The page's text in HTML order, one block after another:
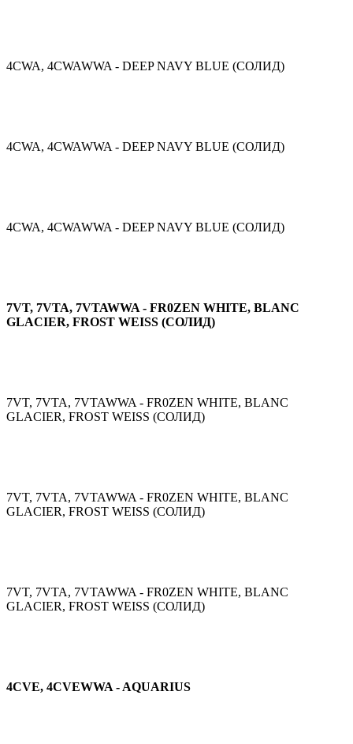
4CWA, 4CWAWWA - DEEP NAVY BLUE (СОЛИД)
4CWA, 4CWAWWA - DEEP NAVY BLUE (СОЛИД)
4CWA, 4CWAWWA - DEEP NAVY BLUE (СОЛИД)
7VT, 7VTA, 7VTAWWA - FR0ZEN WHITE, BLANC
GLACIER, FROST WEISS (СОЛИД)
7VT, 7VTA, 7VTAWWA - FR0ZEN WHITE, BLANC
GLACIER, FROST WEISS (СОЛИД)
7VT, 7VTA, 7VTAWWA - FR0ZEN WHITE, BLANC
GLACIER, FROST WEISS (СОЛИД)
7VT, 7VTA, 7VTAWWA - FR0ZEN WHITE, BLANC
GLACIER, FROST WEISS (СОЛИД)
4CVE, 4CVEWWA - AQUARIUS